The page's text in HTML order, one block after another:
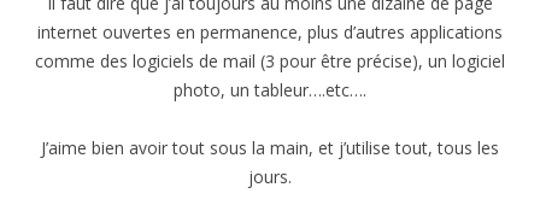
internet ouvertes en permanence, plus d’autres applications
comme des logiciels de mail (3 pour être précise), un logiciel
photo, un tableur….etc….
J’aime bien avoir tout sous la main, et j’utilise tout, tous les
jours.